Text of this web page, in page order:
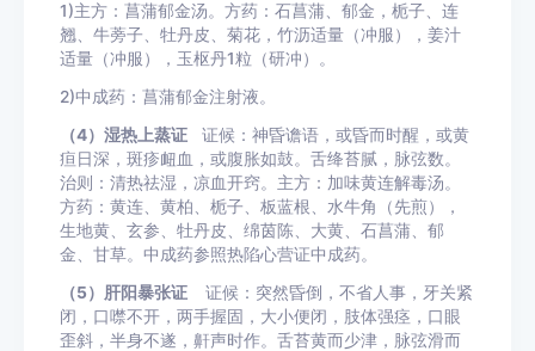
1)主方：菖蒲郁金汤。方药：石菖蒲、郁金，栀子、连
翘、牛蒡子、牡丹皮、菊花，竹沥适量（冲服），姜汁
适量（冲服），玉枢丹1粒（研冲）。
2)中成药：菖蒲郁金注射液。
（4）湿热上蒸证 证候：神昏谵语，或昏而时醒，或黄
疸日深，斑疹衄血，或腹胀如鼓。舌绛苔腻，脉弦数。
治则：清热祛湿，凉血开窍。主方：加味黄连解毒汤。
方药：黄连、黄柏、栀子、板蓝根、水牛角（先煎），
生地黄、玄参、牡丹皮、绵茵陈、大黄、石菖蒲、郁
金、甘草。中成药参照热陷心营证中成药。
（5）肝阳暴张证
证候：突然昏倒，不省人事，牙关紧
闭，口噤不开，两手握固，大小便闭，肢体强痉，口眼
歪斜，半身不遂，鼾声时作。舌苔黄而少津，脉弦滑而